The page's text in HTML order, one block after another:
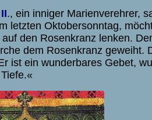
., ein inniger Marienverehrer,
letzten Oktobersonntag,
den Rosenkranz lenken.
dem Rosenkranz geweiht.
ist ein wunderbares Gebet,